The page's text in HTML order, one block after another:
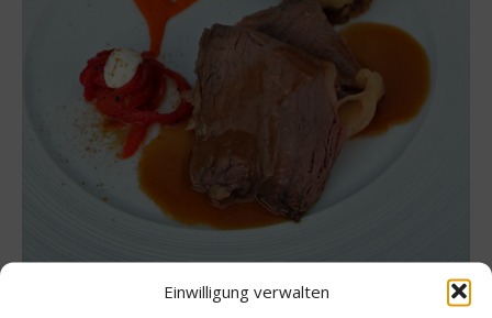
Einwilligung verwalten